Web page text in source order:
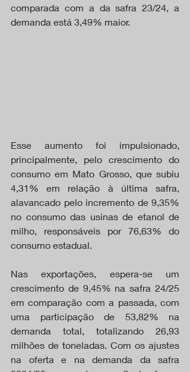
comparada com a da safra 23/24, a
demanda está 3,49% maior.
Esse aumento foi impulsionado,
principalmente, pelo crescimento do
consumo em Mato Grosso, que subiu
4,31% em relação à última safra,
alavancado pelo incremento de 9,35%
no consumo das usinas de etanol de
milho, responsáveis por 76,63% do
consumo estadual.
Nas exportações, espera-se um
crescimento de 9,45% na safra 24/25
em comparação com a passada, com
uma participação de 53,82% na
demanda total, totalizando 26,93
milhões de toneladas. Com os ajustes
na oferta e na demanda da safra